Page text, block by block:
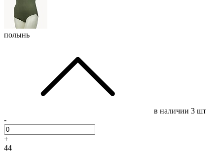
полынь
в наличии 3 шт
-
+
44